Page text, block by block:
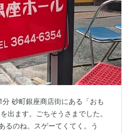
砂町銀座商店街にある「おも
出ます。ごちそうさまでした。
るのね。スゲーてくてく。う